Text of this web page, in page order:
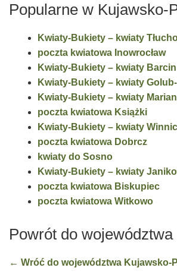
Popularne w Kujawsko-
Kwiaty-Bukiety – kwiaty
poczta kwiatowa Inowrocław
Kwiaty-Bukiety – kwiaty Barcin
Kwiaty-Bukiety – kwiaty
Kwiaty-Bukiety – kwiaty
poczta kwiatowa Książki
Kwiaty-Bukiety – kwiaty
poczta kwiatowa Dobrcz
kwiaty do Sosno
Kwiaty-Bukiety – kwiaty
poczta kwiatowa Biskupiec
poczta kwiatowa Witkowo
Powrót do województwa
← Wróć do województwa Kujawsko-